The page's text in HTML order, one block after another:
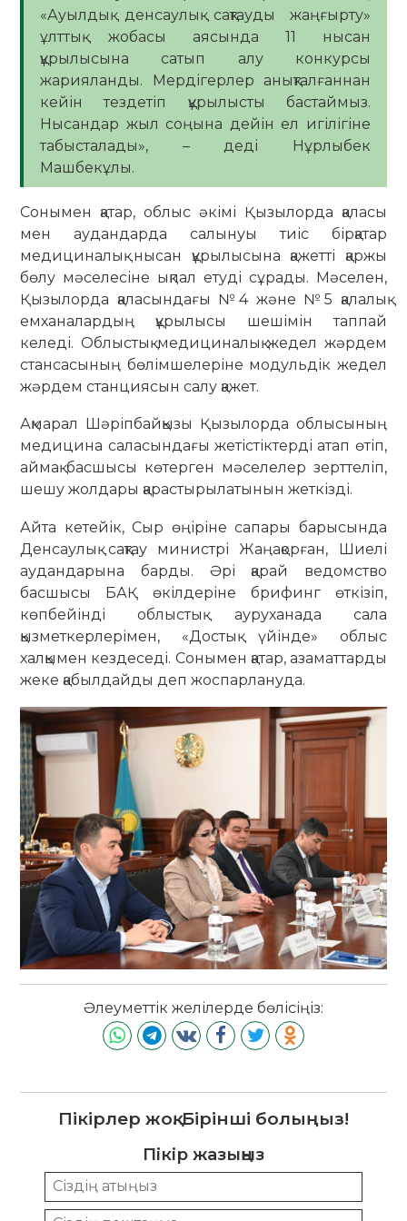
«Ауылдық денсаулық сақтауды жаңғырту»
ұлттық жобасы аясында 11 нысан
құрылысына сатып алу конкурсы
жарияланды. Мердігерлер анықталғаннан
кейін тездетіп құрылысты бастаймыз.
Нысандар жыл соңына дейін ел игілігіне
табысталады», – деді Нұрлыбек
Машбекұлы.
Сонымен қатар, облыс әкімі Қызылорда қаласы
мен аудандарда салынуы тиіс бірқатар
медициналық нысан құрылысына қажетті қаржы
бөлу мәселесіне ықпал етуді сұрады. Мәселен,
Қызылорда қаласындағы №4 және №5 қалалық
емханалардың құрылысы шешімін таппай
келеді. Облыстық медициналық жедел жәрдем
стансасының бөлімшелеріне модульдік жедел
жәрдем станциясын салу қажет.
Ақмарал Шәріпбайқызы Қызылорда облысының
медицина саласындағы жетістіктерді атап өтіп,
аймақ басшысы көтерген мәселелер зерттеліп,
шешу жолдары қарастырылатынын жеткізді.
Айта кетейік, Сыр өңіріне сапары барысында
Денсаулық сақтау министрі Жаңақорған, Шиелі
аудандарына барды. Әрі қарай ведомство
басшысы БАҚ өкілдеріне брифинг өткізіп,
көпбейінді облыстық ауруханада сала
қызметкерлерімен, «Достық үйінде» облыс
халқымен кездеседі. Сонымен қатар, азаматтарды
жеке қабылдайды деп жоспарлануда.
Әлеуметтік желілерде бөлісіңіз:
Пікірлер жоқ. Бірінші болыңыз!
Пікір жазыңыз